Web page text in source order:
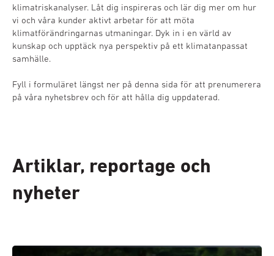
klimatriskanalyser. Låt dig inspireras och lär dig mer om hur
vi och våra kunder aktivt arbetar för att möta
klimatförändringarnas utmaningar. Dyk in i en värld av
kunskap och upptäck nya perspektiv på ett klimatanpassat
samhälle.
Fyll i formuläret längst ner på denna sida för att prenumerera
på våra nyhetsbrev och för att hålla dig uppdaterad.
Artiklar, reportage och
nyheter